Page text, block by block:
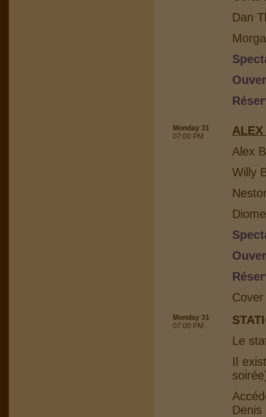
Dan
Monday 31
07:00 PM
Alex
Willy
Monday 31
07:00 PM
Le
Il
Denis